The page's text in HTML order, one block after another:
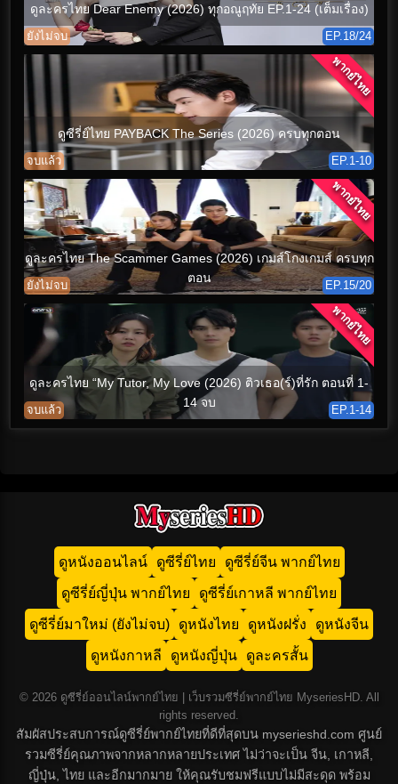
ดูละครไทย Dear Enemy (2026) ทุกอณูฤทัย EP.1-24 (เต็มเรื่อง)
ยังไม่จบ EP.18/24
ดูซีรี่ย์ไทย PAYBACK The Series (2026) ครบทุกตอน
จบแล้ว EP.1-10
พากย์ไทย
ดูละครไทย The Scammer Games (2026) เกมส์โกงเกมส์ ครบทุก
ตอน
ยังไม่จบ EP.15/20
พากย์ไทย
ดูละครไทย “My Tutor, My Love (2026) ติวเธอ(ร์)ที่รัก ตอนที่ 1-
14 จบ
จบแล้ว EP.1-14
พากย์ไทย
ดูหนังออนไลน์ ดูซีรี่ย์ไทย ดูซีรี่ย์จีน พากย์ไทย
ดูซีรี่ย์ญี่ปุ่น พากย์ไทย ดูซีรี่ย์เกาหลี พากย์ไทย
ดูซีรี่ย์มาใหม่ (ยังไม่จบ) ดูหนังไทย ดูหนังฝรั่ง ดูหนังจีน
ดูหนังกาหลี ดูหนังญี่ปุ่น ดูละครสั้น
© 2026 ดูซีรี่ย์ออนไลน์พากย์ไทย | เว็บรวมซีรี่ย์พากย์ไทย MyseriesHD. All
rights reserved.
สัมผัสประสบการณ์ดูซีรี่ย์พากย์ไทยที่ดีที่สุดบน myserieshd.com ศูนย์
รวมซีรี่ย์คุณภาพจากหลากหลายประเทศ ไม่ว่าจะเป็น จีน, เกาหลี,
ญี่ปุ่น, ไทย และอีกมากมาย ให้คุณรับชมฟรีแบบไม่มีสะดุด พร้อม